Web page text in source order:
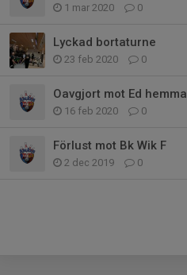
1 mar 2020 0
Lyckad bortaturne
23 feb 2020 0
Oavgjort mot Ed hemma
16 feb 2020 0
Förlust mot Bk Wik F
2 dec 2019 0